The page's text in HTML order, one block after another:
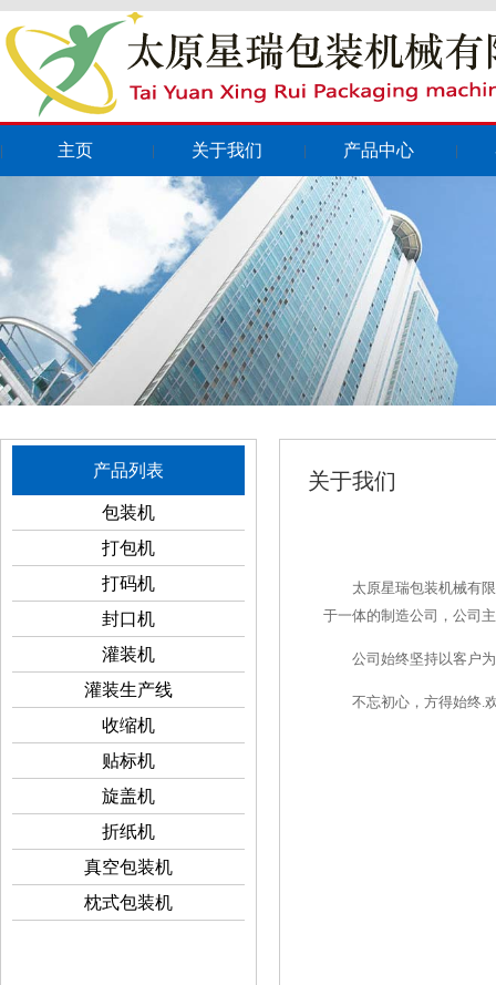
| 主页 | 关于我们 | 产品中心 |
产品列表
包装机
打包机
打码机
封口机
灌装机
灌装生产线
收缩机
贴标机
旋盖机
折纸机
真空包装机
枕式包装机
关于我们
太原星瑞包装机械有限
于一体的制造公司，公司
公司始终坚持以客户为
不忘初心，方得始终.欢